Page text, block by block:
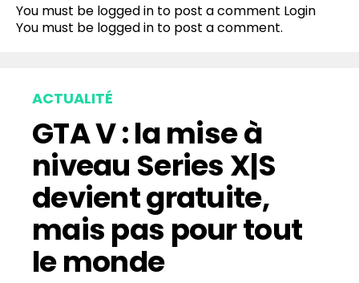
You must be logged in to post a comment Login
You must be logged in to post a comment.
ACTUALITÉ
GTA V : la mise à
niveau Series X|S
devient gratuite,
mais pas pour tout
le monde